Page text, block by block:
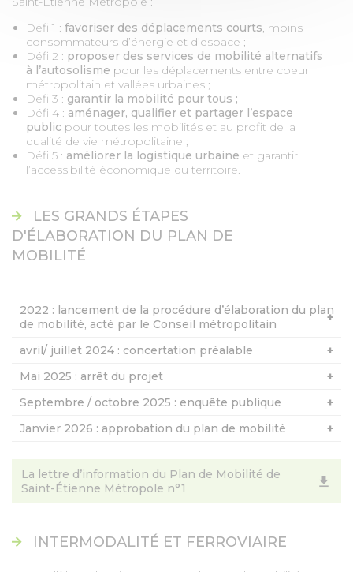
Défi 1 : favoriser des déplacements courts , moins
consommateurs d’énergie et d’espace ;
Défi 2 : proposer des services de mobilité alternatifs
à l’autosolisme pour les déplacements entre coeur
métropolitain et vallées urbaines ;
Défi 3 : garantir la mobilité pour tous ;
Défi 4 : aménager, qualifier et partager l’espace
public pour toutes les mobilités et au profit de la
qualité de vie métropolitaine ;
Défi 5 : améliorer la logistique urbaine et garantir
l’accessibilité économique du territoire.
LES GRANDS ÉTAPES
D'ÉLABORATION DU PLAN DE
MOBILITÉ
2022 : lancement de la procédure d’élaboration du plan
de mobilité, acté par le Conseil métropolitain
avril/ juillet 2024 : concertation préalable
Mai 2025 : arrêt du projet
Septembre / octobre 2025 : enquête publique
Janvier 2026 : approbation du plan de mobilité
La lettre d’information du Plan de Mobilité de
Saint-Étienne Métropole n°1
INTERMODALITÉ ET FERROVIAIRE